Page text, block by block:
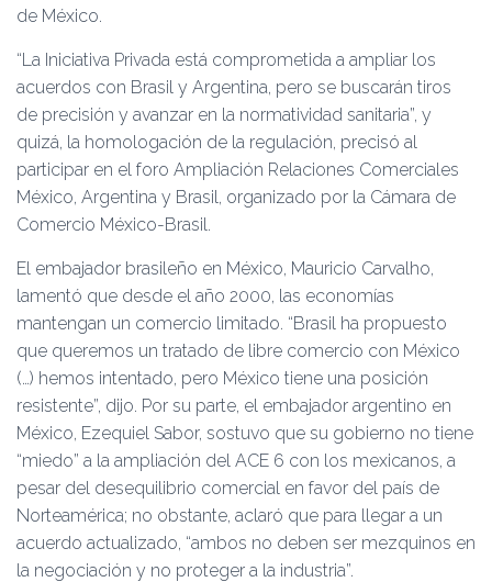
de México.
“La Iniciativa Privada está comprometida a ampliar los
acuerdos con Brasil y Argentina, pero se buscarán tiros
de precisión y avanzar en la normatividad sanitaria”, y
quizá, la homologación de la regulación, precisó al
participar en el foro Ampliación Relaciones Comerciales
México, Argentina y Brasil, organizado por la Cámara de
Comercio México-Brasil.
El embajador brasileño en México, Mauricio Carvalho,
lamentó que desde el año 2000, las economías
mantengan un comercio limitado. “Brasil ha propuesto
que queremos un tratado de libre comercio con México
(…) hemos intentado, pero México tiene una posición
resistente”, dijo. Por su parte, el embajador argentino en
México, Ezequiel Sabor, sostuvo que su gobierno no tiene
“miedo” a la ampliación del ACE 6 con los mexicanos, a
pesar del desequilibrio comercial en favor del país de
Norteamérica; no obstante, aclaró que para llegar a un
acuerdo actualizado, “ambos no deben ser mezquinos en
la negociación y no proteger a la industria”.